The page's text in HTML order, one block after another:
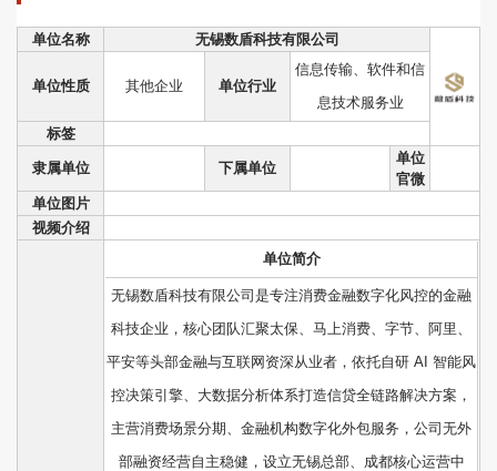
单位名称 无锡数盾科技有限公司
单位性质 其他企业 单位行业
信息传输、软件和信
息技术服务业
标签
隶属单位 下属单位
单位
官微
单位图片
视频介绍
单位简介
无锡数盾科技有限公司是专注消费金融数字化风控的金融
科技企业，核心团队汇聚太保、马上消费、字节、阿里、
平安等头部金融与互联网资深从业者，依托自研 AI 智能风
控决策引擎、大数据分析体系打造信贷全链路解决方案，
主营消费场景分期、金融机构数字化外包服务，公司无外
部融资经营自主稳健，设立无锡总部、成都核心运营中